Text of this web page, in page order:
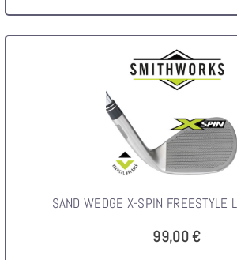
SAND WEDGE X-SPIN FREESTYLE
99,00 €